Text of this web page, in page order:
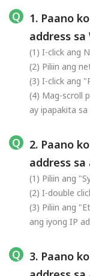
1. Paano
address sa
(1) I-click ang
(2) Piliin ang
(3) I-click ang
(4) Mag-scroll
ay ipapakita
2. Paano
address sa
(1) Piliin ang
(2) I-double
(3) Piliin ang
ang iyong IP
3. Paano